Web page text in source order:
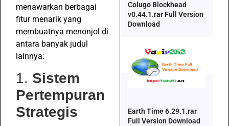
menawarkan berbagai
fitur menarik yang
membuatnya menonjol di
antara banyak judul
lainnya:
1. Sistem
Pertempuran
Strategis
Colugo Blockhead
v0.44.1.rar Full Version
Download
Earth Time 6.29.1.rar
Full Version Download